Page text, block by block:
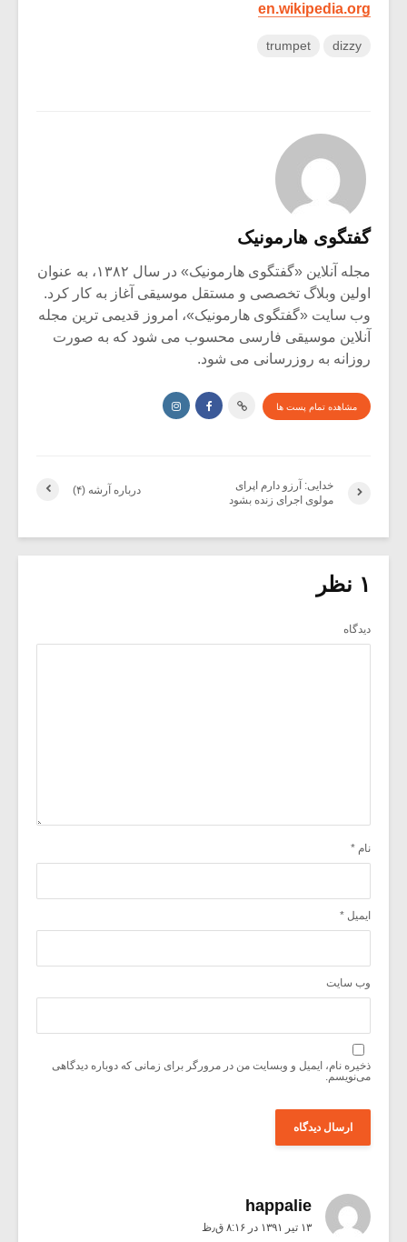
en.wikipedia.org
dizzy
trumpet
گفتگوی هارمونیک
مجله آنلاین «گفتگوی هارمونیک» در سال ۱۳۸۲، به عنوان
اولین وبلاگ تخصصی و مستقل موسیقی آغاز به کار کرد.
وب سایت «گفتگوی هارمونیک»، امروز قدیمی ترین مجله
آنلاین موسیقی فارسی محسوب می شود که به صورت
روزانه به روزرسانی می شود.
مشاهده تمام پست ها
درباره آرشه (۴)
خدایی: آرزو دارم اپرای
مولوی اجرای زنده بشود
۱ نظر
دیدگاه
نام *
ایمیل *
وب‌ سایت
ذخیره نام، ایمیل و وبسایت من در مرورگر برای زمانی که دوباره دیدگاهی
می‌نویسم.
happalie
۱۳ تیر ۱۳۹۱ در ۸:۱۶ ق٫ظ